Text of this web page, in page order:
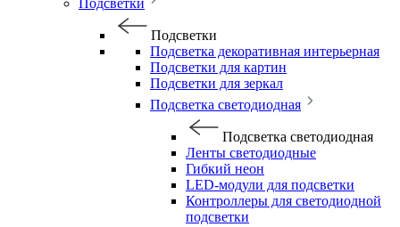
Подсветки
Подсветки
Подсветка декоративная интерьерная
Подсветки для картин
Подсветки для зеркал
Подсветка светодиодная
Подсветка светодиодная
Ленты светодиодные
Гибкий неон
LED-модули для подсветки
Контроллеры для светодиодной
подсветки